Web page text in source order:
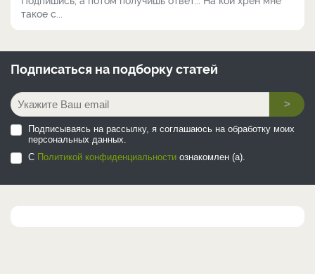
такое с...
Подписаться на подборку статей
>
Подписываясь на рассылку, я соглашаюсь на обработку моих
персональных данных.
С Политикой конфиденциальности ознакомлен (а).